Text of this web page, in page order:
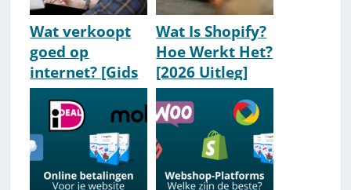
Wat verkoopt
goed op
internet? [Gids
met tips]
Wat Is Shopify?
Hoe Werkt Het?
[2026 Uitleg]